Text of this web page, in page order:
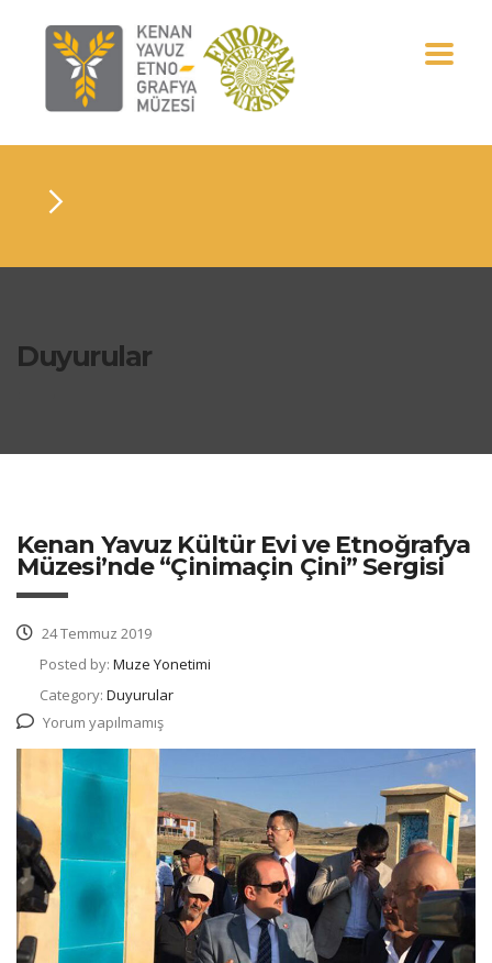
Duyurular
Kenan Yavuz Kültür Evi ve Etnoğrafya
Müzesi’nde “Çinimaçin Çini” Sergisi
24 Temmuz 2019
Posted by: Muze Yonetimi
Category: Duyurular
Yorum yapılmamış